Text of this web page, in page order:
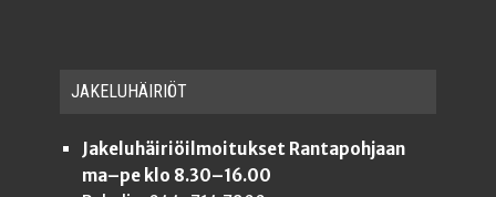
JAKE­LU­HÄI­RIÖT
Jakeluhäiriöilmoitukset Rantapohjaan
ma–pe klo 8.30–16.00